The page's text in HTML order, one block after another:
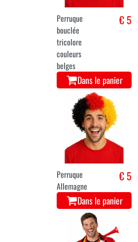
Perruque
bouclée
tricolore
couleurs
belges
€ 5
Dans le panier
Perruque
Allemagne
€ 5
Dans le panier